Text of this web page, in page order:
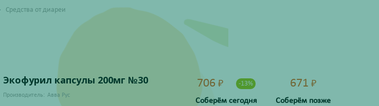
Средства от диареи
Экофурил капсулы 200мг №30
Производитель: Авва Рус
706 ₽ -13%
Соберём сегодня
671 ₽
Соберём позже